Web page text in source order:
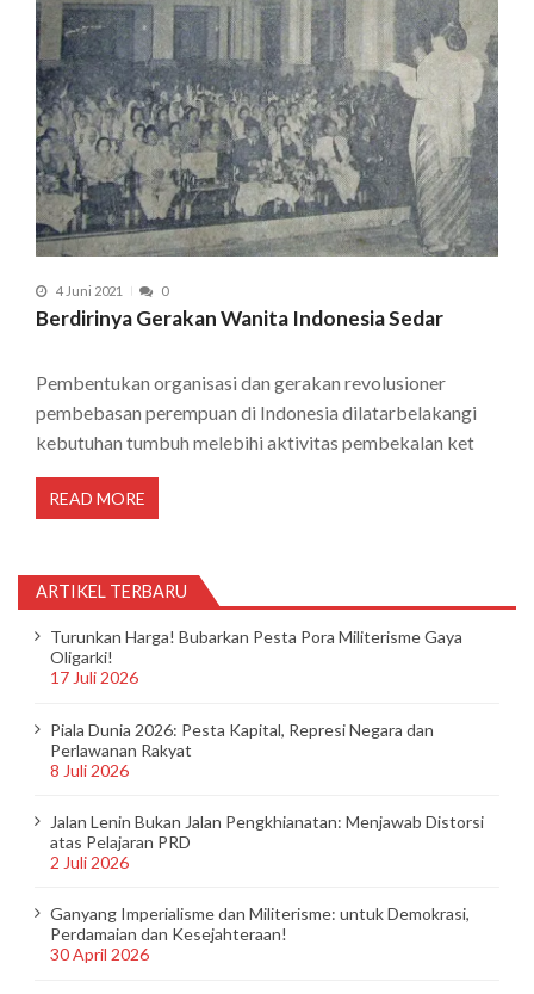
4 Juni 2021 0
Berdirinya Gerakan Wanita Indonesia Sedar
Pembentukan organisasi dan gerakan revolusioner
pembebasan perempuan di Indonesia dilatarbelakangi
kebutuhan tumbuh melebihi aktivitas pembekalan ket
READ MORE
ARTIKEL TERBARU
Turunkan Harga! Bubarkan Pesta Pora Militerisme Gaya
Oligarki!
17 Juli 2026
Piala Dunia 2026: Pesta Kapital, Represi Negara dan
Perlawanan Rakyat
8 Juli 2026
Jalan Lenin Bukan Jalan Pengkhianatan: Menjawab Distorsi
atas Pelajaran PRD
2 Juli 2026
Ganyang Imperialisme dan Militerisme: untuk Demokrasi,
Perdamaian dan Kesejahteraan!
30 April 2026